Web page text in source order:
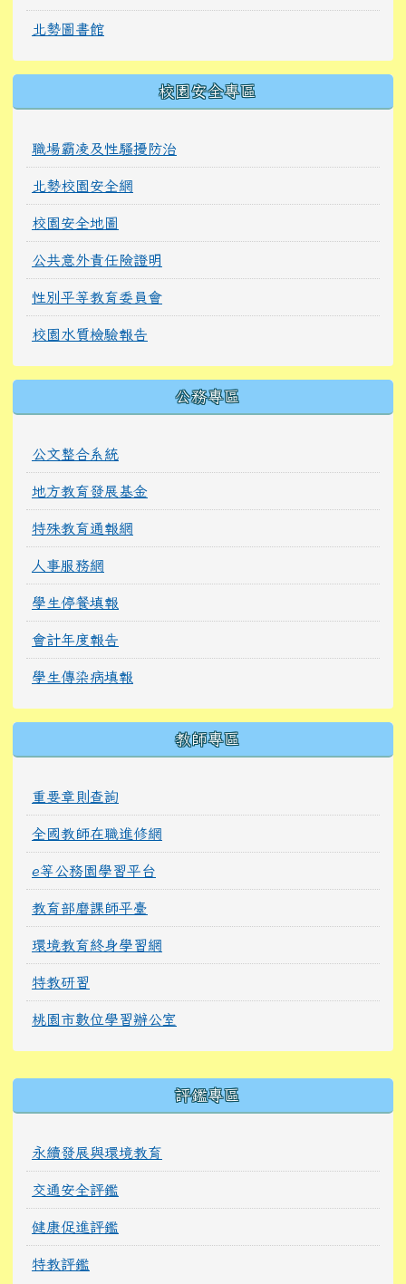
北勢圖書館
校園安全專區
職場霸凌及性騷擾防治
北勢校園安全網
校園安全地圖
公共意外責任險證明
性別平等教育委員會
校園水質檢驗報告
公務專區
公文整合系統
地方教育發展基金
特殊教育通報網
人事服務網
學生停餐填報
會計年度報告
學生傳染病填報
教師專區
重要章則查詢
全國教師在職進修網
e等公務園學習平台
教育部磨課師平臺
環境教育終身學習網
特教研習
桃園市數位學習辦公室
評鑑專區
永續發展與環境教育
交通安全評鑑
健康促進評鑑
特教評鑑